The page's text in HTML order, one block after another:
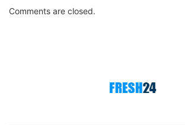
Comments are closed.